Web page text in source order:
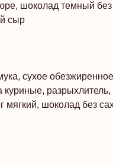
шоколад темный без
сыр
сухое
куриные, разрыхлитель,
мягкий, шоколад без